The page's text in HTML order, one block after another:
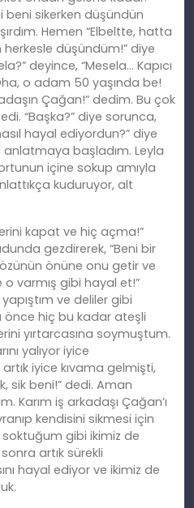
beni sikerken düşündün
Hemen “Elbeltte, hatta
herkesle düşündüm!” diye
deyince, “Mesela… Kapıcı
o adam 50 yaşında be!
Çağan!” dedim. Bu çok
“Başka?” diye sorunca,
hayal ediyordun?” diye
başladım. Leyla
içine sokup amıyla
kuduruyor, alt
kapat ve hiç açma!”
gezdirerek, “Beni bir
önüne onu getir ve
varmış gibi hayal et!”
ve deliler gibi
önce hiç bu kadar ateşli
yırtarcasına soymuştum.
yalıyor iyice
iyice kıvama gelmişti,
sik beni!” dedi. Aman
Karım iş arkadaşı Çağan’ı
kendisini sikmesi için
soktuğum gibi ikimiz de
artık sürekli
hayal ediyor ve ikimiz de